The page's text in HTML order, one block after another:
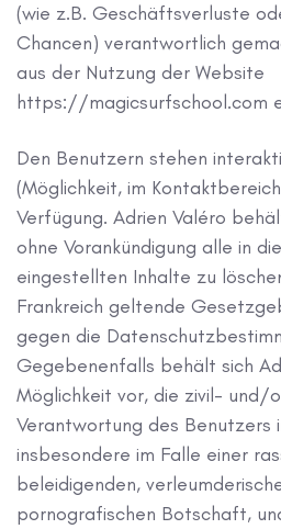
(wie z.B. Geschäftsverluste
Chancen) verantwortlich
aus der Nutzung der Website
https://magicsurfschool.com
Den Benutzern stehen
(Möglichkeit, im
Verfügung. Adrien Valéro
ohne Vorankündigung alle in
eingestellten Inhalte zu
Frankreich geltende
gegen die
Gegebenenfalls behält sich
Möglichkeit vor, die zivil- und/
Verantwortung des Benutzers
insbesondere im Falle einer
beleidigenden,
pornografischen Botschaft,